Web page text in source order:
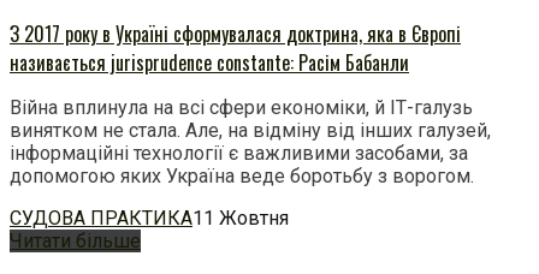
З 2017 року в Україні сформувалася доктрина, яка в Європі
називається jurisprudence constante: Расім Бабанли
Війна вплинула на всі сфери економіки, й ІТ-галузь
винятком не стала. Але, на відміну від інших галузей,
інформаційні технології є важливими засобами, за
допомогою яких Україна веде боротьбу з ворогом.
СУДОВА ПРАКТИКА11 Жовтня
Читати більше